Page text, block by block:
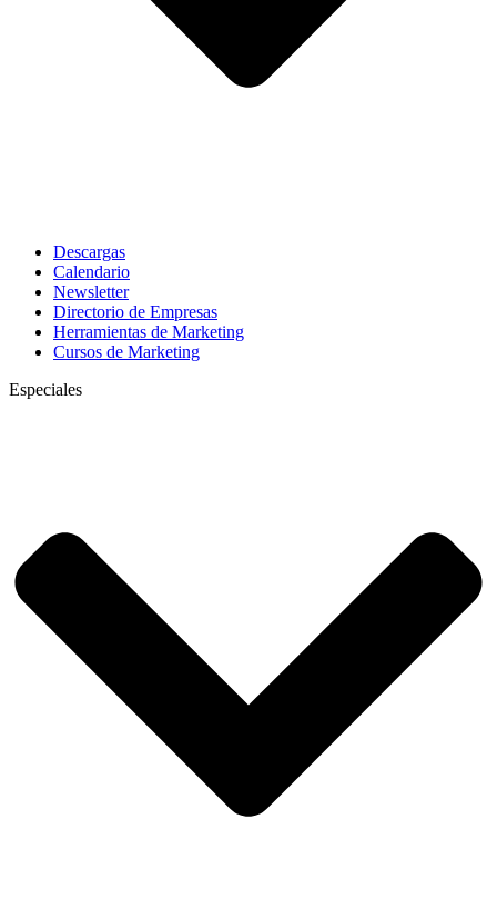
Descargas
Calendario
Newsletter
Directorio de Empresas
Herramientas de Marketing
Cursos de Marketing
Especiales